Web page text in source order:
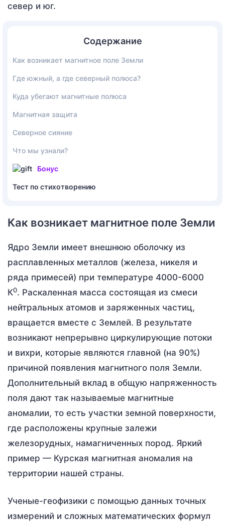
север и юг.
Содержание
Как возникает магнитное поле Земли
Где южный, а где северный полюса?
Куда убегают магнитные полюса
Магнитная защита
Северное сияние
Что мы узнали?
Бонус
Тест по стихотворению
Как возникает магнитное поле Земли
Ядро Земли имеет внешнюю оболочку из
расплавленных металлов (железа, никеля и
ряда примесей) при температуре 4000-6000
К0. Раскаленная масса состоящая из смеси
нейтральных атомов и заряженных частиц,
вращается вместе с Землей. В результате
возникают непрерывно циркулирующие потоки
и вихри, которые являются главной (на 90%)
причиной появления магнитного поля Земли.
Дополнительный вклад в общую напряженность
поля дают так называемые магнитные
аномалии, то есть участки земной поверхности,
где расположены крупные залежи
железорудных, намагниченных пород. Яркий
пример — Курская магнитная аномалия на
территории нашей страны.
Ученые-геофизики с помощью данных точных
измерений и сложных математических формул